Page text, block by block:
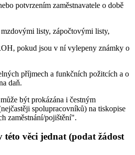
potvrzením zaměstnavatele o době
listy, zápočtovými listy,
pokud jsou v ní vylepeny známky o
příjmech a funkčních požitcích a o
daň.
být prokázána i čestným
spolupracovníků) na tiskopise
zaměstnání/pojištění".
věci jednat (podat žádost